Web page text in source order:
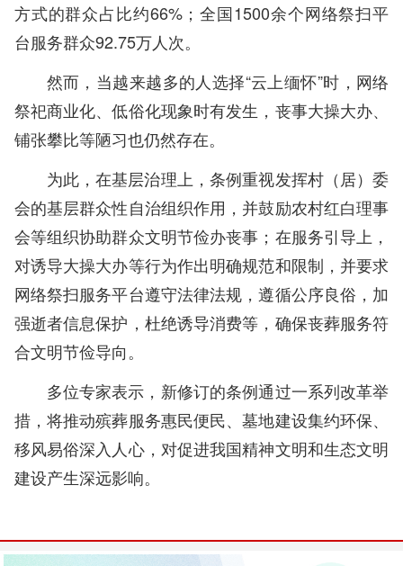
方式的群众占比约66%；全国1500余个网络祭扫平
台服务群众92.75万人次。
然而，当越来越多的人选择“云上缅怀”时，网络
祭祀商业化、低俗化现象时有发生，丧事大操大办、
铺张攀比等陋习也仍然存在。
为此，在基层治理上，条例重视发挥村（居）委
会的基层群众性自治组织作用，并鼓励农村红白理事
会等组织协助群众文明节俭办丧事；在服务引导上，
对诱导大操大办等行为作出明确规范和限制，并要求
网络祭扫服务平台遵守法律法规，遵循公序良俗，加
强逝者信息保护，杜绝诱导消费等，确保丧葬服务符
合文明节俭导向。
多位专家表示，新修订的条例通过一系列改革举
措，将推动殡葬服务惠民便民、墓地建设集约环保、
移风易俗深入人心，对促进我国精神文明和生态文明
建设产生深远影响。